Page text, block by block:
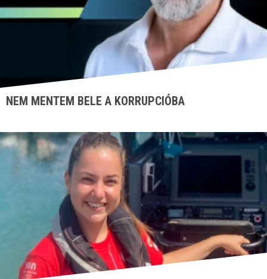
NEM MENTEM BELE A KORRUPCIÓBA